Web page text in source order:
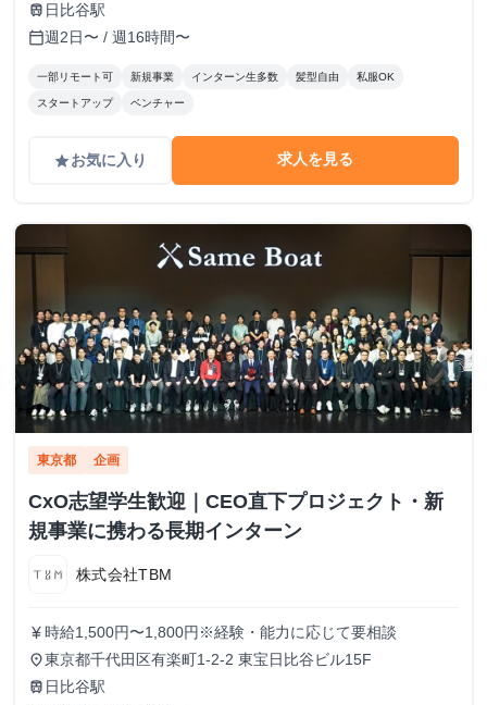
train 日比谷駅
calendar_today週2日〜 / 週16時間〜
一部リモート可 新規事業 インターン生多数 髪型自由 私服OK
スタートアップ ベンチャー
gradeお気に入り 求人を見る
東京都 企画
CxO志望学生歓迎｜CEO直下プロジェクト・新
規事業に携わる長期インターン
株式会社TBM
currency_yen 時給1,500円〜1,800円※経験・能力に応じて要相談
place東京都千代田区有楽町1-2-2 東宝日比谷ビル15F
train 日比谷駅